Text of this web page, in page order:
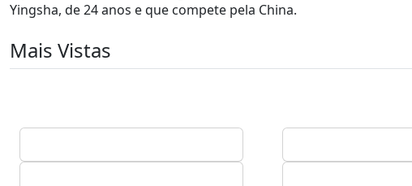
Yingsha, de 24 anos e que compete pela China.
Mais Vistas